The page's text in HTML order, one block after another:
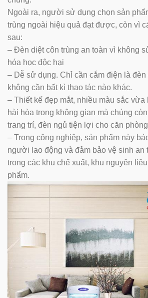
Ngoài ra, người sử dụng chọn sản
trùng ngoài hiệu quả đạt được, còn vì
sau:
– Đèn diệt côn trùng an toàn vì không
hóa học độc hại
– Dễ sử dụng. Chỉ cần cắm điện là đèn
không cần bất kì thao tác nào khác.
– Thiết kế đẹp mắt, nhiều màu sắc
hài hòa trong không gian mà chúng
trang trí, đèn ngủ tiện lợi cho căn phòng
– Trong công nghiệp, sản phẩm này
người lao động và đảm bảo vệ sinh an
trong các khu chế xuất, khu nguyên
phẩm.